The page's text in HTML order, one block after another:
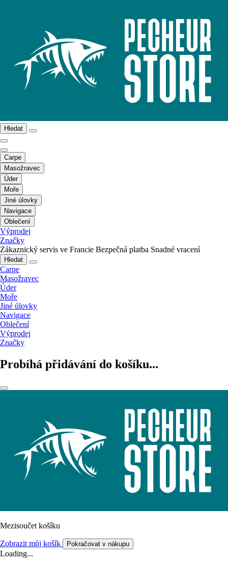
Hledat
Carpe
Masožravec
Úder
Moře
Jiné úlovky
Navigace
Oblečení
Výprodej
Značky
Zákaznický servis ve Francie Bezpečná platba Snadné vracení
Hledat
Carpe
Masožravec
Úder
Moře
Jiné úlovky
Navigace
Oblečení
Výprodej
Značky
Probíhá přidávání do košíku...
Mezisoučet košíku
Zobrazit můj košík Pokračovat v nákupu
Loading...